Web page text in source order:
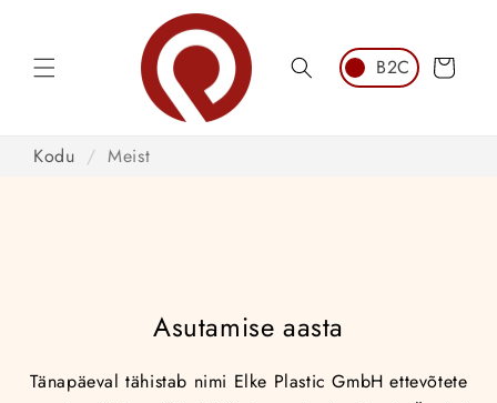
Ostukorv
Kodu / Meist
Asutamise aasta
Tänapäeval tähistab nimi Elke Plastic GmbH ettevõtete